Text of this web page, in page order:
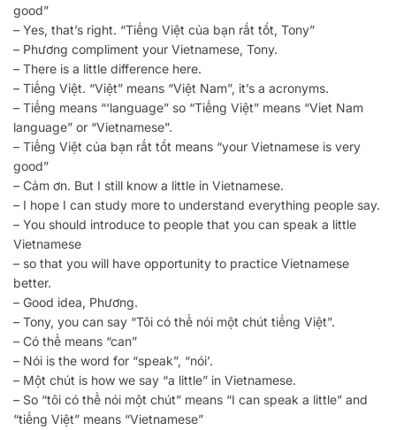
good”
– Yes, that’s right. “Tiếng Việt của bạn rất tốt, Tony”
– Phương compliment your Vietnamese, Tony.
– There is a little difference here.
– Tiếng Việt. “Việt” means “Việt Nam”, it’s a acronyms.
– Tiếng means “‘language” so “Tiếng Việt” means “Viet Nam
language” or “Vietnamese”.
– Tiếng Việt của bạn rất tốt means “your Vietnamese is very
good”
– Cảm ơn. But I still know a little in Vietnamese.
– I hope I can study more to understand everything people say.
– You should introduce to people that you can speak a little
Vietnamese
– so that you will have opportunity to practice Vietnamese
better.
– Good idea, Phương.
– Tony, you can say “Tôi có thể nói một chút tiếng Việt”.
– Có thể means “can”
– Nói is the word for “speak”, “nói’.
– Một chút is how we say “a little” in Vietnamese.
– So “tôi có thể nói một chút” means “I can speak a little” and
“tiếng Việt” means “Vietnamese”